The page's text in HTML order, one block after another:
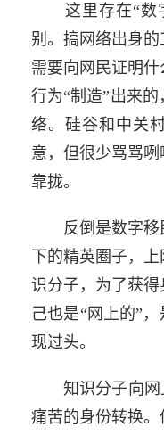
这里存在“数字
别。搞网络出身
需要向网民证明
行为“制造”出来
络。硅谷和中关
意，但很少骂骂
靠拢。
反倒是数字移
下的精英圈子，
识分子，为了获
己也是“网上的”
现过头。
知识分子向网
痛苦的身份转换